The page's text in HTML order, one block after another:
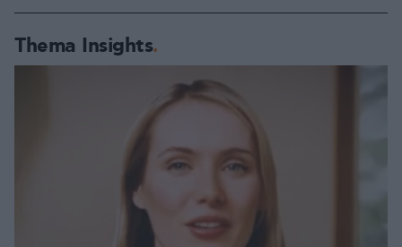
Thema Insights